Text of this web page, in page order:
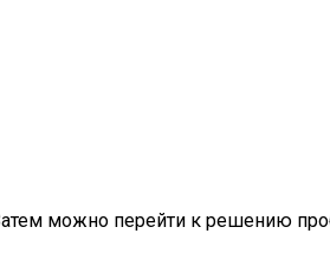
можно перейти к решению